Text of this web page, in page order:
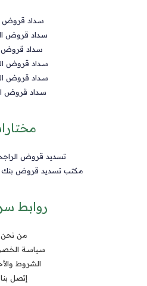
سداد قروض
سداد قروض
سداد
سداد قروض
سداد قروض
سداد قروض
تسديد قروض الراجحي 24
مكتب تسديد قروض بنك
روابط
من نحن
سياسة
الشروط
إتصل بنا